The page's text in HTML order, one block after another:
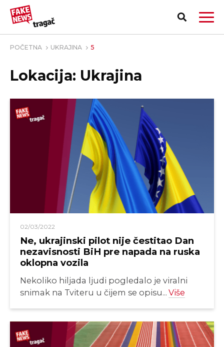
PRIJAVI LAŽNU VEST!
POČETNA UKRAJINA 5
Lokacija: Ukrajina
02/03/2022
Ne, ukrajinski pilot nije čestitao Dan
nezavisnosti BiH pre napada na ruska
oklopna vozila
Nekoliko hiljada ljudi pogledalo je viralni
snimak na Tviteru u čijem se opisu... Više